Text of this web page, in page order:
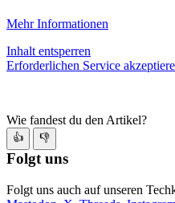
Mehr Informationen
Inhalt entsperren
Erforderlichen Service
Wie fandest du den Artikel?
👍 👎
Folgt uns
Folgt uns auch auf unseren